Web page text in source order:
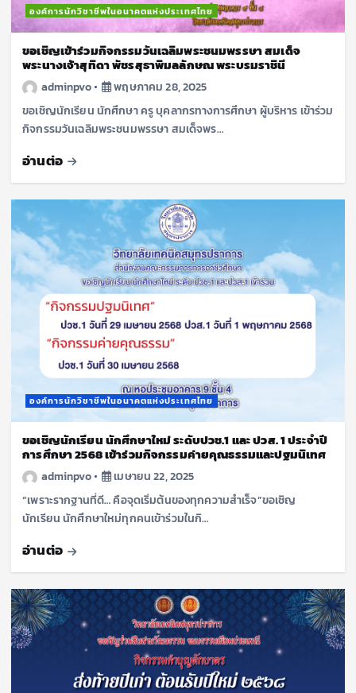
องค์การนักวิชาชีพในอนาคตแห่งประเทศไทย
ขอเชิญเข้าร่วมกิจกรรมวันเฉลิมพระชนมพรรษา สมเด็จ
พระนางเจ้าสุทิดา พัชรสุธาพิมลลักษณ พระบรมราชินี
adminpvo
พฤษภาคม 28, 2025
ขอเชิญนักเรียน นักศึกษา ครู บุคลากรทางการศึกษา ผู้บริหาร เข้าร่วม
กิจกรรมวันเฉลิมพระชนมพรรษา สมเด็จพร…
อ่านต่อ
องค์การนักวิชาชีพในอนาคตแห่งประเทศไทย
ขอเชิญนักเรียน นักศึกษาใหม่ ระดับปวช.1 และ ปวส. 1 ประจำปี
การศึกษา 2568 เข้าร่วมกิจกรรมค่ายคุณธรรมและปฐมนิเทศ
adminpvo
เมษายน 22, 2025
“เพราะรากฐานที่ดี… คือจุดเริ่มต้นของทุกความสำเร็จ”ขอเชิญ
นักเรียน นักศึกษาใหม่ทุกคนเข้าร่วมในกิ…
อ่านต่อ